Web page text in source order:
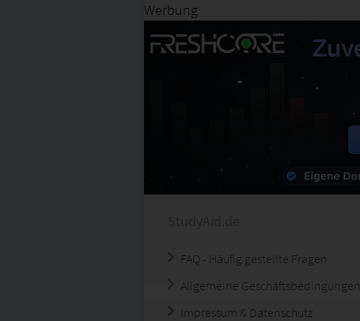
Werbung
FAQ - Häufig gestellte Fragen
Allgemeine Geschäftsbedingungen
Impressum & Datenschutz